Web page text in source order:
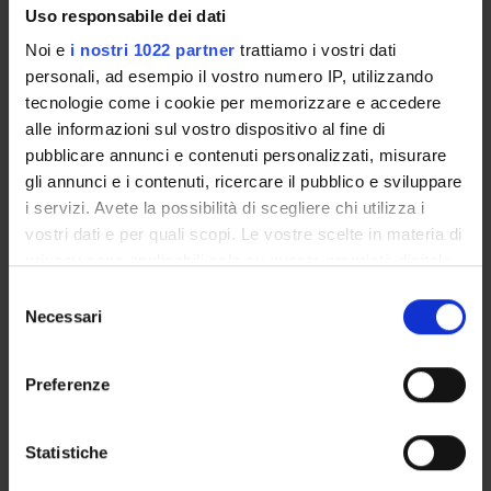
Uso responsabile dei dati
Noi e i nostri 1022 partner trattiamo i vostri dati
personali, ad esempio il vostro numero IP, utilizzando
tecnologie come i cookie per memorizzare e accedere
alle informazioni sul vostro dispositivo al fine di
pubblicare annunci e contenuti personalizzati, misurare
gli annunci e i contenuti, ricercare il pubblico e sviluppare
i servizi. Avete la possibilità di scegliere chi utilizza i
vostri dati e per quali scopi. Le vostre scelte in materia di
modificare o revocare il proprio consenso in qualsiasi
momento dalla Dichiarazione sui cookie o facendo clic
raccogliere informazioni sulla tua posizione
geografica, con un'approssimazione di qualche
delNecessari
Preferenze
Statistiche
Francesca Belpinati
Technical-administrative staff
Cristina Bombieri
Associate Professor
Massimo Delledonne
Full Professor
Roberta Galavotti
Giovanni Malerba
Andrea Marostica
Technical-administrative staff